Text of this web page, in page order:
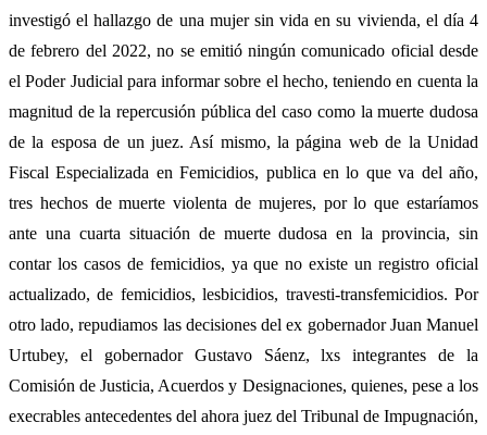
investigó el hallazgo de una mujer sin vida en su vivienda, el día 4
de febrero del 2022, no se emitió ningún comunicado oficial desde
el Poder Judicial para informar sobre el hecho, teniendo en cuenta la
magnitud de la repercusión pública del caso como la muerte dudosa
de la esposa de un juez. Así mismo, la página web de la Unidad
Fiscal Especializada en Femicidios, publica en lo que va del año,
tres hechos de muerte violenta de mujeres, por lo que estaríamos
ante una cuarta situación de muerte dudosa en la provincia, sin
contar los casos de femicidios, ya que no existe un registro oficial
actualizado, de femicidios, lesbicidios, travesti-transfemicidios. Por
otro lado, repudiamos las decisiones del ex gobernador Juan Manuel
Urtubey, el gobernador Gustavo Sáenz, lxs integrantes de la
Comisión de Justicia, Acuerdos y Designaciones, quienes, pese a los
execrables antecedentes del ahora juez del Tribunal de Impugnación,